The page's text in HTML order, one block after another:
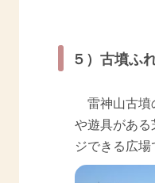
５）古墳ふ
雷神山古墳
や遊具がある
ジできる広場